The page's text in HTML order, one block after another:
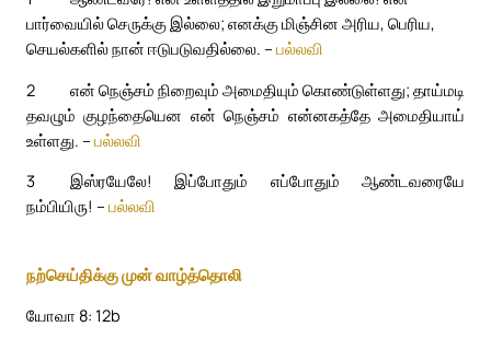
பார்வையில் செருக்கு இல்லை; எனக்கு மிஞ்சின அரிய, பெரிய,
செயல்களில் நான் ஈடுபடுவதில்லை. – பல்லவி
2
என் நெஞ்சம் நிறைவும் அமைதியும் கொண்டுள்ளது; தாய்மடி
தவழும் குழந்தையென என் நெஞ்சம் என்னகத்தே அமைதியாய்
உள்ளது. – பல்லவி
3
இஸ்ரயேலே! இப்போதும் எப்போதும் ஆண்டவரையே
நம்பியிரு! – பல்லவி
நற்செய்திக்கு முன் வாழ்த்தொலி
யோவா 8: 12b